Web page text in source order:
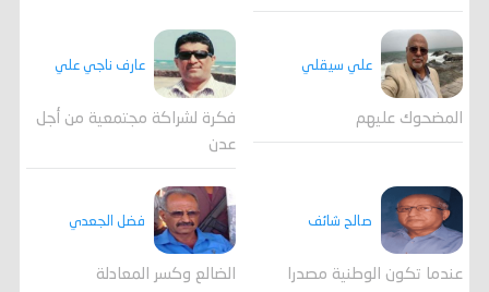
علي سيقلي
المضحوك عليهم
عارف ناجي علي
فكرة لشراكة مجتمعية من أجل
عدن
صالح شائف
عندما تكون الوطنية مصدرا
فضل الجعدي
الضالع وكسر المعادلة